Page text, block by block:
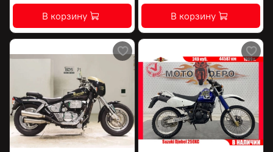
В корзину В корзину